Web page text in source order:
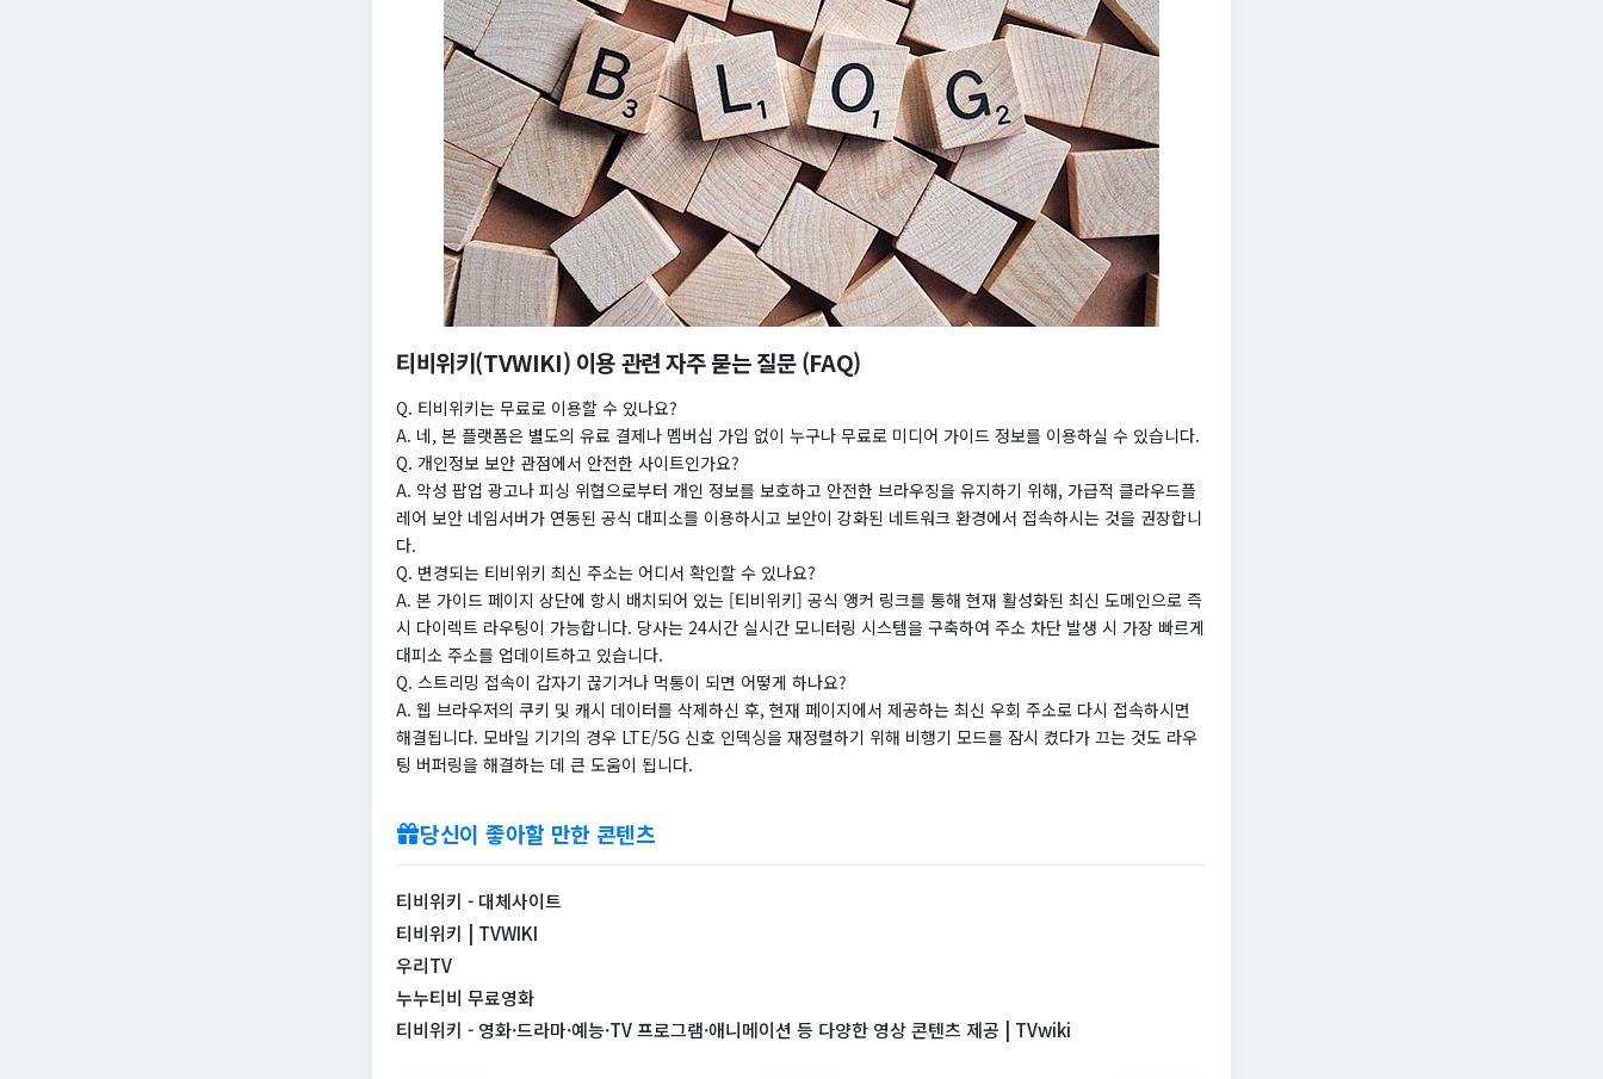
티비위키(TVWIKI) 이용 관련 자주 묻는 질문 (FAQ)
Q. 티비위키는 무료로 이용할 수 있나요?
A. 네, 본 플랫폼은 별도의 유료 결제나 멤버십 가입 없이 누구나 무료로 미디어 가이드 정보를 이용하실 수 있습니다.
Q. 개인정보 보안 관점에서 안전한 사이트인가요?
A. 악성 팝업 광고나 피싱 위협으로부터 개인 정보를 보호하고 안전한 브라우징을 유지하기 위해, 가급적 클라우드플
레어 보안 네임서버가 연동된 공식 대피소를 이용하시고 보안이 강화된 네트워크 환경에서 접속하시는 것을 권장합니
다.
Q. 변경되는 티비위키 최신 주소는 어디서 확인할 수 있나요?
A. 본 가이드 페이지 상단에 항시 배치되어 있는 [티비위키] 공식 앵커 링크를 통해 현재 활성화된 최신 도메인으로 즉
시 다이렉트 라우팅이 가능합니다. 당사는 24시간 실시간 모니터링 시스템을 구축하여 주소 차단 발생 시 가장 빠르게
대피소 주소를 업데이트하고 있습니다.
Q. 스트리밍 접속이 갑자기 끊기거나 먹통이 되면 어떻게 하나요?
A. 웹 브라우저의 쿠키 및 캐시 데이터를 삭제하신 후, 현재 페이지에서 제공하는 최신 우회 주소로 다시 접속하시면
해결됩니다. 모바일 기기의 경우 LTE/5G 신호 인덱싱을 재정렬하기 위해 비행기 모드를 잠시 켰다가 끄는 것도 라우
팅 버퍼링을 해결하는 데 큰 도움이 됩니다.
당신이 좋아할 만한 콘텐츠
티비위키 - 대체사이트
티비위키 | TVWIKI
우리TV
누누티비 무료영화
티비위키 - 영화·드라마·예능·TV 프로그램·애니메이션 등 다양한 영상 콘텐츠 제공 | TVwiki